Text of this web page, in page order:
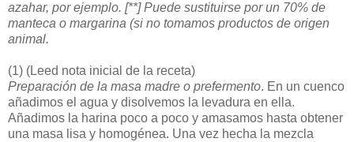
azahar, por ejemplo. [**] Puede sustituirse por un 70% de
manteca o margarina (si no tomamos productos de origen
animal.
(1) (Leed nota inicial de la receta)
Preparación de la masa madre o prefermento. En un cuenco
añadimos el agua y disolvemos la levadura en ella.
Añadimos la harina poco a poco y amasamos hasta obtener
una masa lisa y homogénea. Una vez hecha la mezcla